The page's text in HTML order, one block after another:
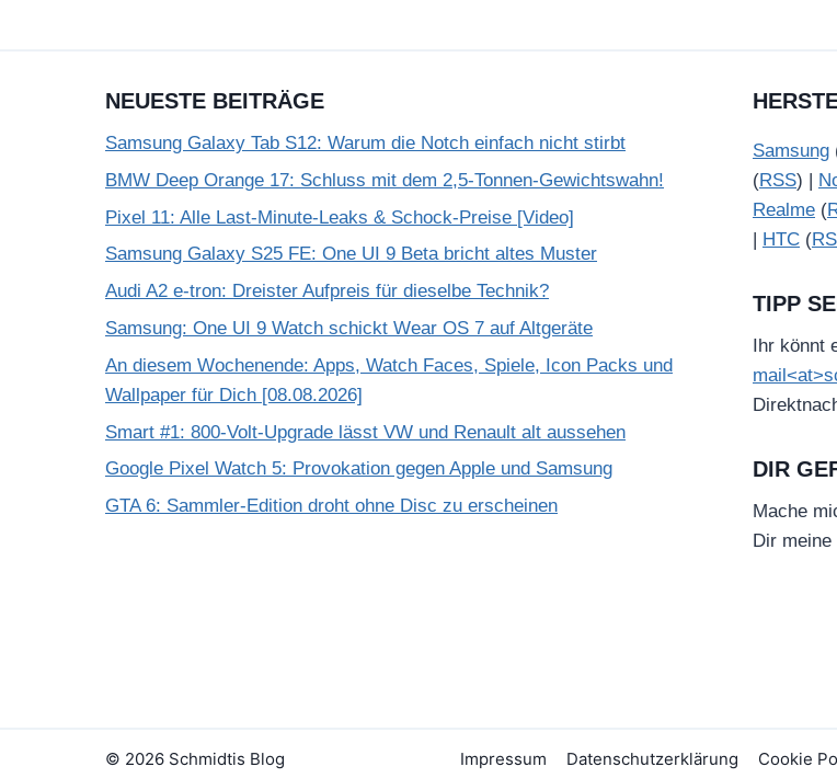
NEUESTE BEITRÄGE
Samsung Galaxy Tab S12: Warum die Notch einfach nicht stirbt
BMW Deep Orange 17: Schluss mit dem 2,5-Tonnen-Gewichtswahn!
Pixel 11: Alle Last-Minute-Leaks & Schock-Preise [Video]
Samsung Galaxy S25 FE: One UI 9 Beta bricht altes Muster
Audi A2 e-tron: Dreister Aufpreis für dieselbe Technik?
Samsung: One UI 9 Watch schickt Wear OS 7 auf Altgeräte
An diesem Wochenende: Apps, Watch Faces, Spiele, Icon Packs und
Wallpaper für Dich [08.08.2026]
Smart #1: 800-Volt-Upgrade lässt VW und Renault alt aussehen
Google Pixel Watch 5: Provokation gegen Apple und Samsung
GTA 6: Sammler-Edition droht ohne Disc zu erscheinen
Samsung
(RSS) |
Realme (
| HTC (
TIPP
Ihr könnt
DIR
Mache
Dir meine
© 2026 Schmidtis Blog Impressum Datenschutzerklärung Cookie